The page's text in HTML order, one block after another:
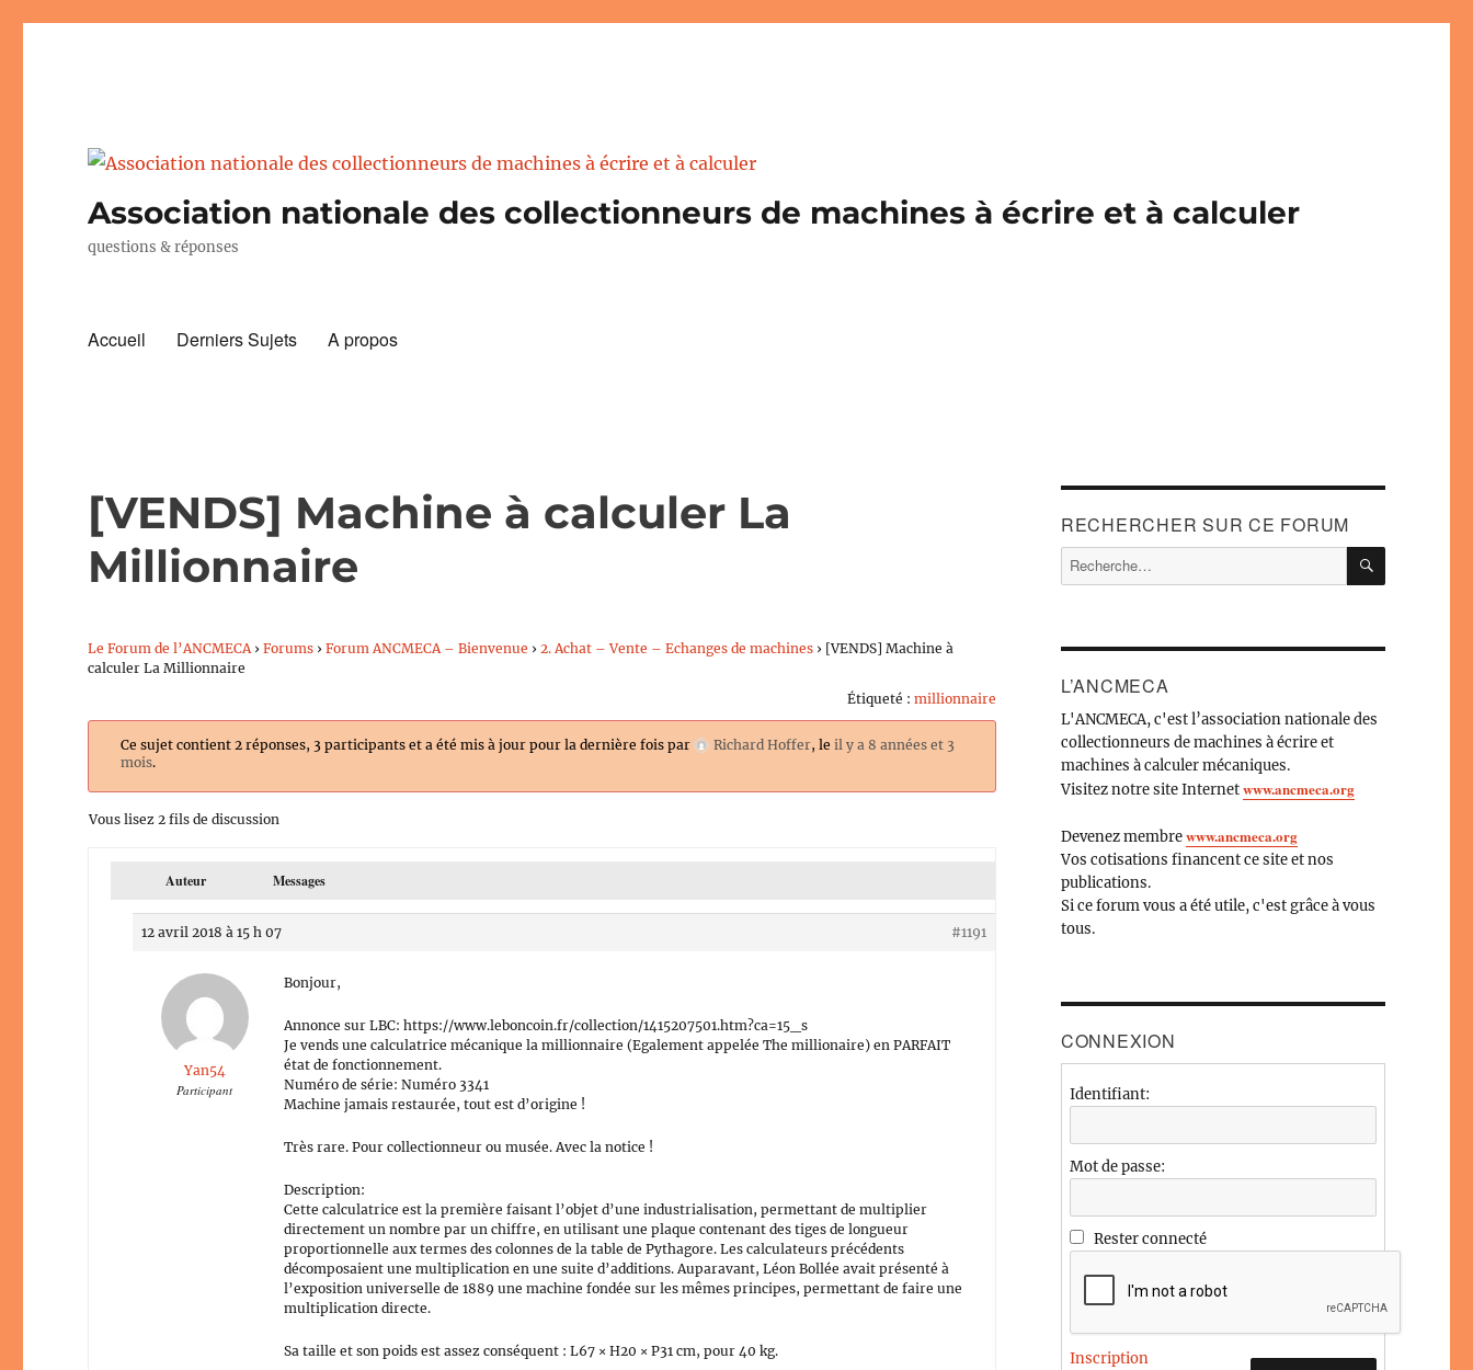
Association nationale des collectionneurs de machines à écrire et à calculer
questions & réponses
Accueil Derniers Sujets A propos
[VENDS] Machine à calculer La
Millionnaire
Le Forum de l’ANCMECA › Forums › Forum ANCMECA – Bienvenue › 2. Achat – Vente – Echanges de machines › [VENDS] Machine à
calculer La Millionnaire
Étiqueté : millionnaire
Ce sujet contient 2 réponses, 3 participants et a été mis à jour pour la dernière fois par Richard Hoffer, leil y a 8 années et 3
mois.
Vous lisez 2 fils de discussion
Auteur Messages
12 avril 2018 à 15 h 07 #1191
Yan54
Participant
Bonjour,
Annonce sur LBC: https://www.leboncoin.fr/collection/1415207501.htm?ca=15_s
Je vends une calculatrice mécanique la millionnaire (Egalement appelée The millionaire) en PARFAIT
état de fonctionnement.
Numéro de série: Numéro 3341
Machine jamais restaurée, tout est d’origine !
Très rare. Pour collectionneur ou musée. Avec la notice !
Description:
Cette calculatrice est la première faisant l’objet d’une industrialisation, permettant de multiplier
directement un nombre par un chiffre, en utilisant une plaque contenant des tiges de longueur
proportionnelle aux termes des colonnes de la table de Pythagore. Les calculateurs précédents
décomposaient une multiplication en une suite d’additions. Auparavant, Léon Bollée avait présenté à
l’exposition universelle de 1889 une machine fondée sur les mêmes principes, permettant de faire une
multiplication directe.
Sa taille et son poids est assez conséquent : L67 × H20 × P31 cm, pour 40 kg.
RECHERCHER SUR CE FORUM
Recherche
pour :
L’ANCMECA
L'ANCMECA, c'est l’association nationale des
collectionneurs de machines à écrire et
machines à calculer mécaniques.
Visitez notre site Internetwww.ancmeca.org
Devenez membrewww.ancmeca.org
Vos cotisations financent ce site et nos
publications.
Si ce forum vous a été utile, c'est grâce à vous
tous.
CONNEXION
Identifiant:
Mot de passe:
Rester connecté
Inscription